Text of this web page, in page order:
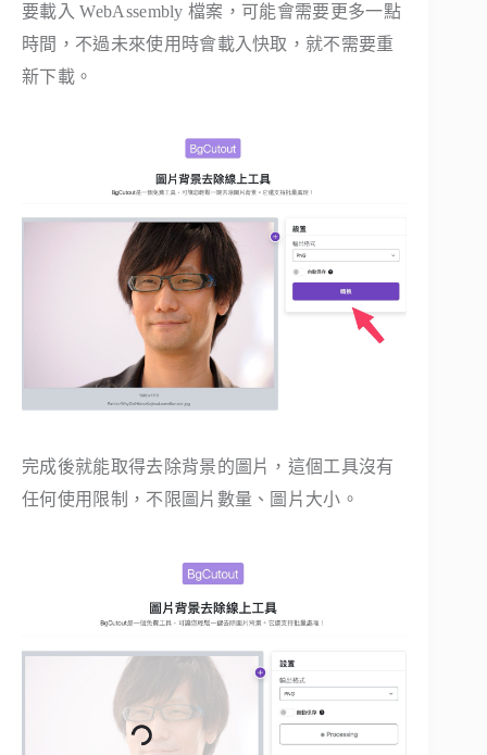
要載入 WebAssembly 檔案，可能會需要更多一點
時間，不過未來使用時會載入快取，就不需要重
新下載。
完成後就能取得去除背景的圖片，這個工具沒有
任何使用限制，不限圖片數量、圖片大小。